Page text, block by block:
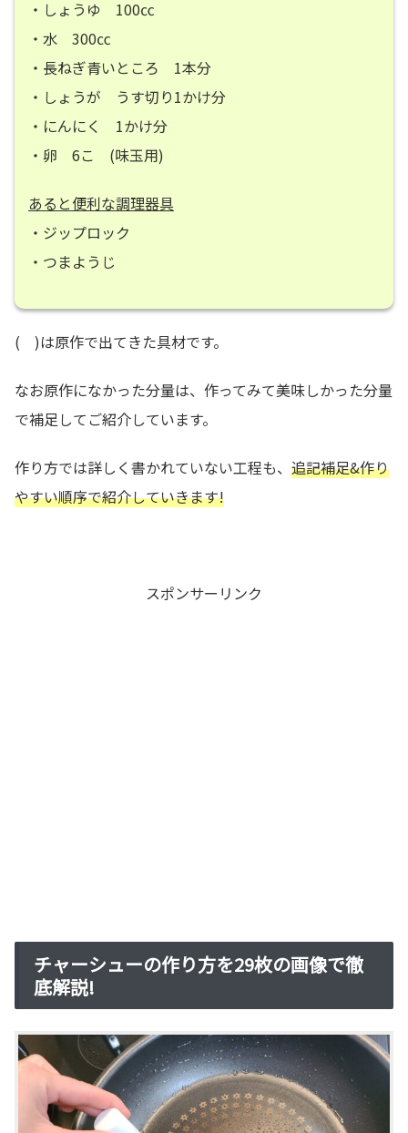
・しょうゆ 100㏄
・水 300㏄
・長ねぎ青いところ 1本分
・しょうが うす切り1かけ分
・にんにく 1かけ分
・卵 6こ (味玉用)
あると便利な調理器具
・ジップロック
・つまようじ
( )は原作で出てきた具材です。
なお原作になかった分量は、作ってみて美味しかった分量
で補足してご紹介しています。
作り方では詳しく書かれていない工程も、 追記補足&作り
やすい順序で紹介していきます!
スポンサーリンク
チャーシューの作り方を29枚の画像で徹
底解説!